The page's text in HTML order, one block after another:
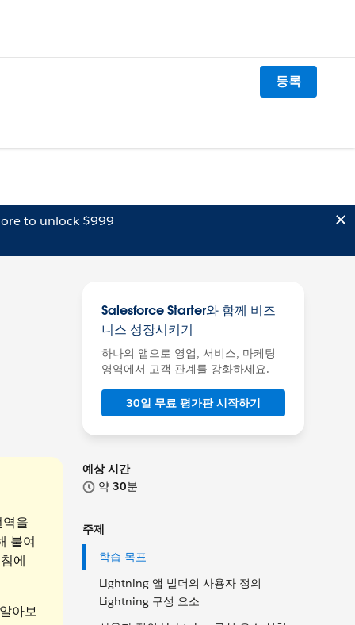
등록
to unlock $999
Salesforce Starter와 함께 비즈
니스 성장시키기
하나의 앱으로 영업, 서비스, 마케팅
영역에서 고객 관계를 강화하세요.
30일 무료 평가판 시작하기
예상 시간
약 30분
주제
학습 목표
Lightning 앱 빌더의 사용자 정의
Lightning 구성 요소
을
붙여
에
아보